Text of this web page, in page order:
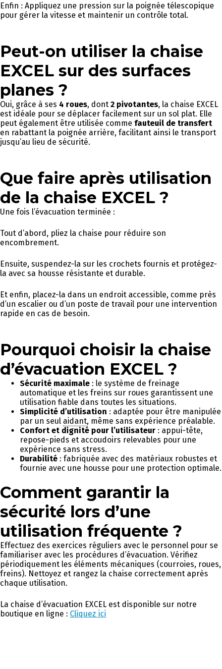
Enfin : Appliquez une pression sur la poignée télescopique
pour gérer la vitesse et maintenir un contrôle total.
Peut-on utiliser la chaise
EXCEL sur des surfaces
planes ?
Oui, grâce à ses 4 roues, dont 2 pivotantes, la chaise EXCEL
est idéale pour se déplacer facilement sur un sol plat. Elle
peut également être utilisée comme fauteuil de transfert
en rabattant la poignée arrière, facilitant ainsi le transport
jusqu’au lieu de sécurité.
Que faire après utilisation
de la chaise EXCEL ?
Une fois l’évacuation terminée :
Tout d’abord, pliez la chaise pour réduire son
encombrement.
Ensuite, suspendez-la sur les crochets fournis et protégez-
la avec sa housse résistante et durable.
Et enfin, placez-la dans un endroit accessible, comme près
d’un escalier ou d’un poste de travail pour une intervention
rapide en cas de besoin.
Pourquoi choisir la chaise
d’évacuation EXCEL ?
Sécurité maximale : le système de freinage
automatique et les freins sur roues garantissent une
utilisation fiable dans toutes les situations.
Simplicité d’utilisation : adaptée pour être manipulée
par un seul aidant, même sans expérience préalable.
Confort et dignité pour l’utilisateur : appui-tête,
repose-pieds et accoudoirs relevables pour une
expérience sans stress.
Durabilité : fabriquée avec des matériaux robustes et
fournie avec une housse pour une protection optimale.
Comment garantir la
sécurité lors d’une
utilisation fréquente ?
Effectuez des exercices réguliers avec le personnel pour se
familiariser avec les procédures d’évacuation. Vérifiez
périodiquement les éléments mécaniques (courroies, roues,
freins). Nettoyez et rangez la chaise correctement après
chaque utilisation.
La chaise d’évacuation EXCEL est disponible sur notre
boutique en ligne : Cliquez ici